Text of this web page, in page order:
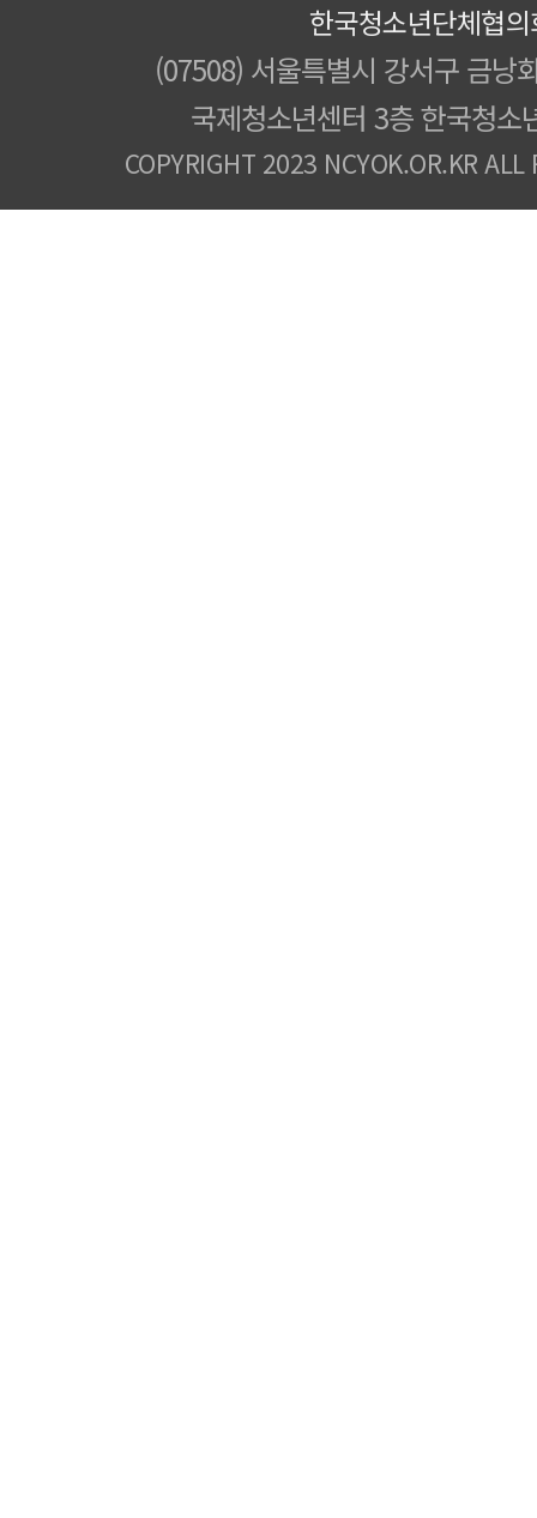
한국청소년단체협
(07508) 서울특별시 강서구 금낭
국제청소년센터 3층 한국청소
COPYRIGHT 2023 NCYOK.OR.KR ALL